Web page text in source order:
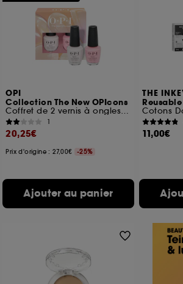
OPI
Collection The New OPIcons
Coffret de 2 vernis à ongles tenue jusqu'à 7 jours
1
20,25€
Prix d'origine : 27,00€ -25%
Ajouter au panier
THE
11,00€